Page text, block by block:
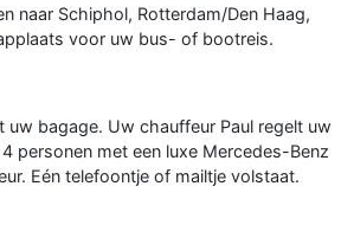
naar Schiphol, Rotterdam/Den Haag,
voor uw bus- of bootreis.
uw bagage. Uw chauffeur Paul regelt uw
personen met een luxe Mercedes-Benz
Eén telefoontje of mailtje volstaat.